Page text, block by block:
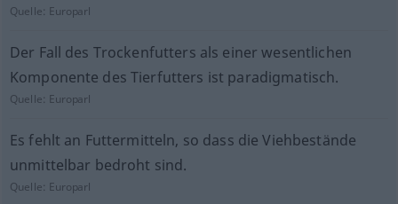
Quelle: Europarl
Der Fall des Trockenfutters als einer wesentlichen
Komponente des Tierfutters ist paradigmatisch.
Quelle: Europarl
Es fehlt an Futtermitteln, so dass die Viehbestände
unmittelbar bedroht sind.
Quelle: Europarl